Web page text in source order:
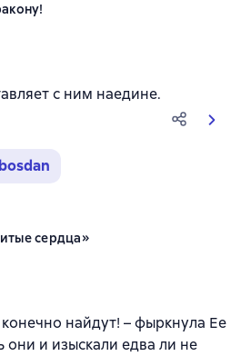
4,5 на основе 59 оценок
с ним наедине.
сердца»
4,8 на основе 55 оценок
найдут! – фыркнула Ее
они и изыскали едва ли не